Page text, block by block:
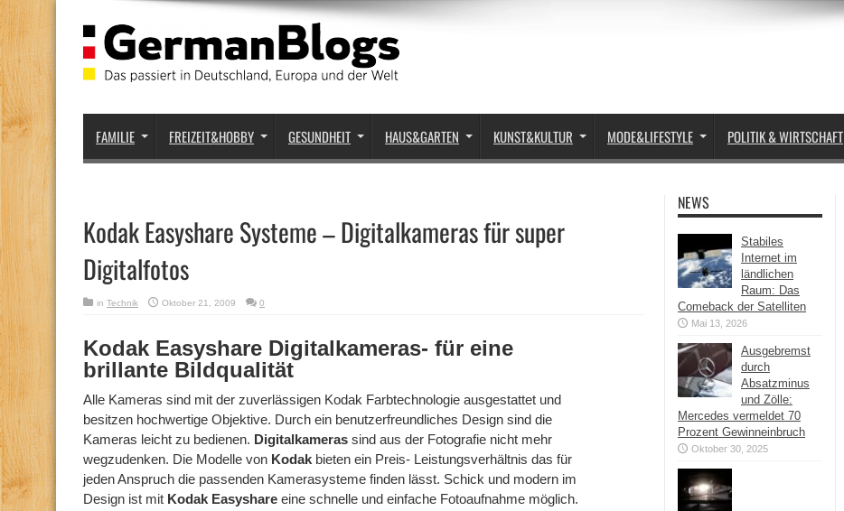
FAMILIE FREIZEIT&HOBBY GESUNDHEIT HAUS&GARTEN KUNST&KULTUR MODE&LIFESTYLE POLITIK & WIRTSCHAFT
Kodak Easyshare Systeme – Digitalkameras für super
Digitalfotos
in Technik Oktober 21, 2009 0
Kodak Easyshare Digitalkameras- für eine
brillante Bildqualität
Alle Kameras sind mit der zuverlässigen Kodak Farbtechnologie ausgestattet und
besitzen hochwertige Objektive. Durch ein benutzerfreundliches Design sind die
Kameras leicht zu bedienen. Digitalkameras sind aus der Fotografie nicht mehr
wegzudenken. Die Modelle von Kodak bieten ein Preis- Leistungsverhältnis das für
jeden Anspruch die passenden Kamerasysteme finden lässt. Schick und modern im
Design ist mit Kodak Easyshare eine schnelle und einfache Fotoaufnahme möglich.
NEWS
Stabiles
Internet im
ländlichen
Raum: Das
Comeback der Satelliten
Mai 13, 2026
Ausgebremst
durch
Absatzminus
und Zölle:
Mercedes vermeldet 70
Prozent Gewinneinbruch
Oktober 30, 2025